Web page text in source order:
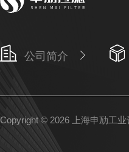
公司简介
Copyright © 2026 上海申劢工